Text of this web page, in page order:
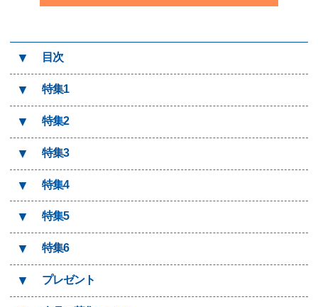
▼ 目次
▼ 特集1
▼ 特集2
▼ 特集3
▼ 特集4
▼ 特集5
▼ 特集6
▼ プレゼント